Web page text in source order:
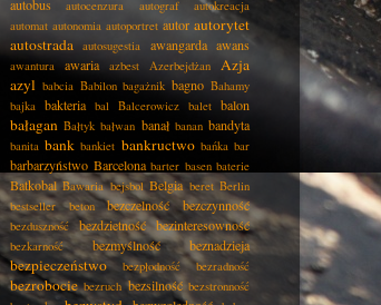
autobus autocenzura autograf
autokreacja
automat autonomia autoportret autor autorytet
autostrada autosugestia awangarda awans
awantura awaria azbest Azerbejdżan
Azja
azyl babcia Babilon bagażnik bagno Bahamy
bajka bakteria bal Balcerowicz balet balon
bałagan Bałtyk bałwan banał banan bandyta
banita bank bankiet bankructwo bańka bar
barbarzyństwo Barcelona barter basen baterie
Batkobal Bawaria bejsbol Belgia beret Berlin
bestseller
beton bezczelność bezczynność
bezduszność bezdzietność bezinteresowność
bezkarność bezmyślność beznadzieja
bezpieczeństwo bezpłodność bezradność
bezrobocie bezruch bezsilność bezstronność